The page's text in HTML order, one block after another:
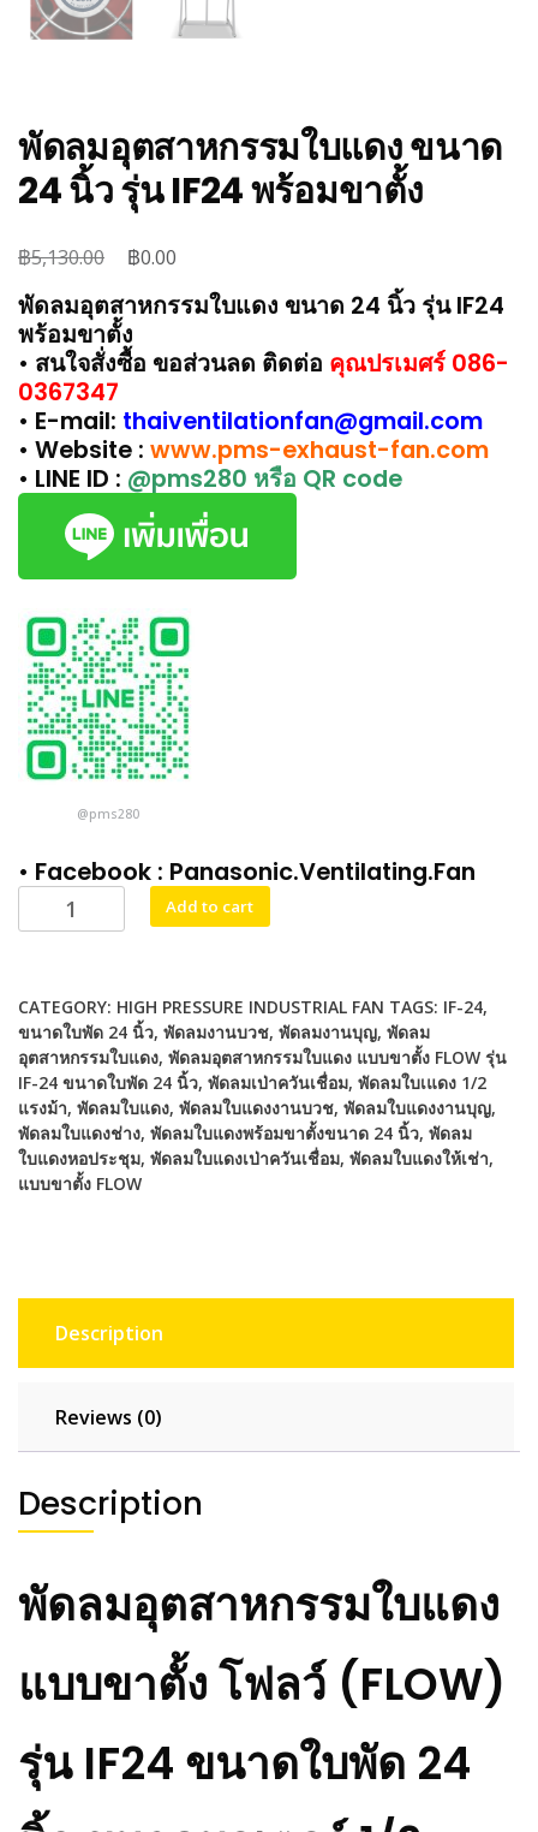
พัดลมอุตสาหกรรมใบแดง ขนาด
24 นิ้ว รุ่น IF24 พร้อมขาตั้ง
฿5,130.00
Original
was:
฿5,130.00.
฿0.00
price
is:
฿0.00.
พัดลมอุตสาหกรรมใบแดง ขนาด 24 นิ้ว รุ่น IF24
พร้อมขาตั้ง
• สนใจสั่งซื้อ ขอส่วนลด ติดต่อ คุณปรเมศร์ 086-
0367347
• E-mail: thaiventilationfan@gmail.com
• Website : www.pms-exhaust-fan.com
• LINE ID : @pms280 หรือ QR code
@pms280
• Facebook : Panasonic.Ventilating.Fan
อุตสาหกรรม
24
นิ้ว
รุ่น
IF24
พร้อม
ขา
ตั้ง
Add to cart
CATEGORY: HIGH PRESSURE INDUSTRIAL FAN TAGS: IF-24,
ขนาดใบพัด 24 นิ้ว, พัดลมงานบวช, พัดลมงานบุญ, พัดลม
อุตสาหกรรมใบแดง, พัดลมอุตสาหกรรมใบแดง แบบขาตั้ง FLOW รุ่น
IF-24 ขนาดใบพัด 24 นิ้ว, พัดลมเป่าควันเชื่อม, พัดลมใบเแดง 1/2
แรงม้า, พัดลมใบแดง, พัดลมใบแดงงานบวช, พัดลมใบแดงงานบุญ,
พัดลมใบแดงช่าง, พัดลมใบแดงพร้อมขาตั้งขนาด 24 นิ้ว, พัดลม
ใบแดงหอประชุม, พัดลมใบแดงเป่าควันเชื่อม, พัดลมใบแดงให้เช่า,
แบบขาตั้ง FLOW
Description
Reviews (0)
Description
พัดลมอุตสาหกรรมใบแดง
แบบขาตั้ง โฟลว์ (FLOW)
รุ่น IF24 ขนาดใบพัด 24